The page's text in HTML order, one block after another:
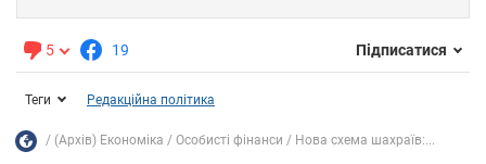
5 19 Підписатися
Теги Редакційна політика
(Архів) Економіка Особисті фінанси Нова схема шахраїв:...